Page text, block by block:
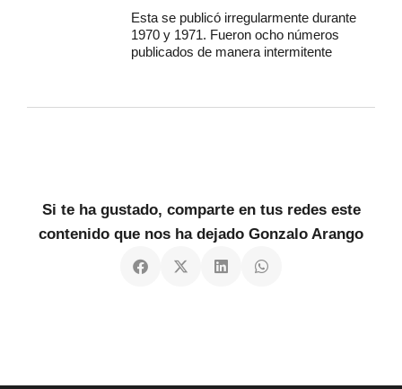
Esta se publicó irregularmente durante
1970 y 1971. Fueron ocho números
publicados de manera intermitente
Si te ha gustado, comparte en tus redes este
contenido que nos ha dejado Gonzalo Arango